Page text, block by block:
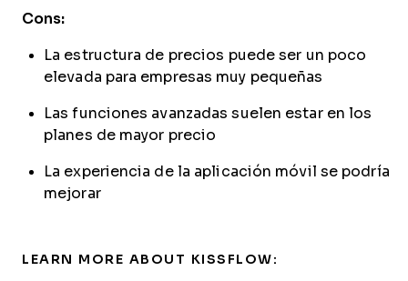
Cons:
La estructura de precios puede ser un poco
elevada para empresas muy pequeñas
Las funciones avanzadas suelen estar en los
planes de mayor precio
La experiencia de la aplicación móvil se podría
mejorar
LEARN MORE ABOUT KISSFLOW: